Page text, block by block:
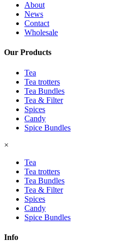
About
News
Contact
Wholesale
Our Products
Tea
Tea trotters
Tea Bundles
Tea & Filter
Spices
Candy
Spice Bundles
×
Tea
Tea trotters
Tea Bundles
Tea & Filter
Spices
Candy
Spice Bundles
Info